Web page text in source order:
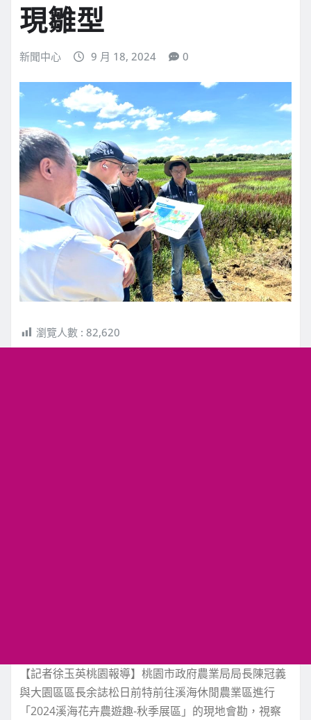
現雛型
新聞中心 9 月 18, 2024 0
瀏覽人數 : 82,620
【記者徐玉英桃園報導】桃園市政府農業局局長陳冠義
與大園區區長余誌松日前特前往溪海休閒農業區進行
「2024溪海花卉農遊趣-秋季展區」的現地會勘，視察